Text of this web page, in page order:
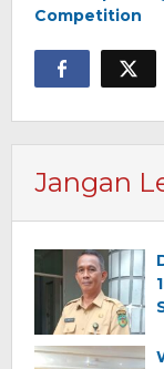
Competition
Jangan